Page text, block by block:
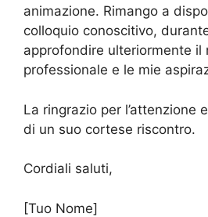
animazione. Rimango a
colloquio conoscitivo,
approfondire ulteriormente il
professionale e le mie
La ringrazio per l’attenzione
di un suo cortese riscontro.
Cordiali saluti,
[Tuo Nome]